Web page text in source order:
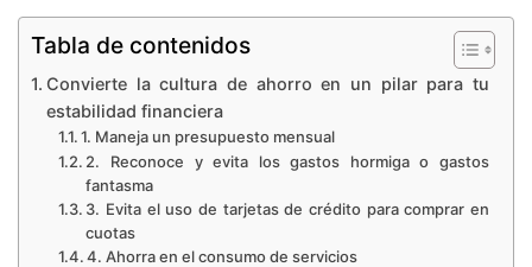
Tabla de contenidos
Convierte la cultura de ahorro en un pilar para tu
estabilidad financiera
1. Maneja un presupuesto mensual
2. Reconoce y evita los gastos hormiga o gastos
fantasma
3. Evita el uso de tarjetas de crédito para comprar en
cuotas
4. Ahorra en el consumo de servicios